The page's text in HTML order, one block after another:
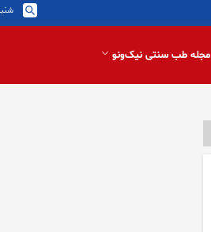
شنبه ۱۷
مجله طب سنتی نیک‌ونو